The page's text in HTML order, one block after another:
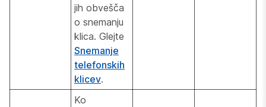
jih obvešča
o snemanju
klica. Glejte
Snemanje
telefonskih
klicev.
Ko